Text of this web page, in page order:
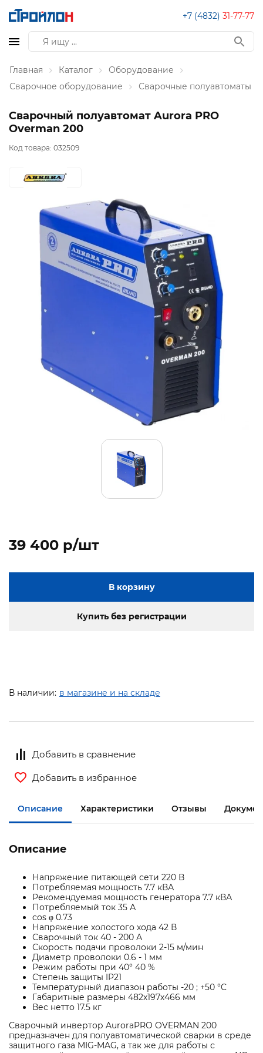
+7 (4832) 31-77-77
Главная Каталог
Оборудование
Сварочное оборудование
Сварочные полуавтоматы
Сварочный полуавтомат Aurora PRO
Overman 200
Код товара: 032509
39 400 p/шт
В корзину
Купить без регистрации
В наличии: в магазине и на складе
Добавить в сравнение
Добавить в избранное
Описание Характеристики Отзывы
Описание
Напряжение питающей сети 220 В
Потребляемая мощность 7.7 кВА
Рекомендуемая мощность генератора 7.7 кВА
Потребляемый ток 35 А
cos φ 0.73
Напряжение холостого хода 42 В
Сварочный ток 40 - 200 А
Скорость подачи проволоки 2-15 м/мин
Диаметр проволоки 0.6 - 1 мм
Режим работы при 40° 40 %
Степень защиты IP21
Температурный диапазон работы -20 ; +50 °C
Габаритные размеры 482х197х466 мм
Вес нетто 17.5 кг
Сварочный инвертор AuroraPRO OVERMAN 200
предназначен для полуавтоматической сварки в среде
защитного газа MIG-MAG, а так же для работы с